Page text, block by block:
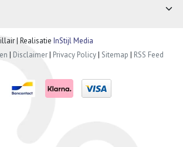
| Realisatie InStijl Media
| Disclaimer| Privacy Policy| Sitemap | RSS Feed